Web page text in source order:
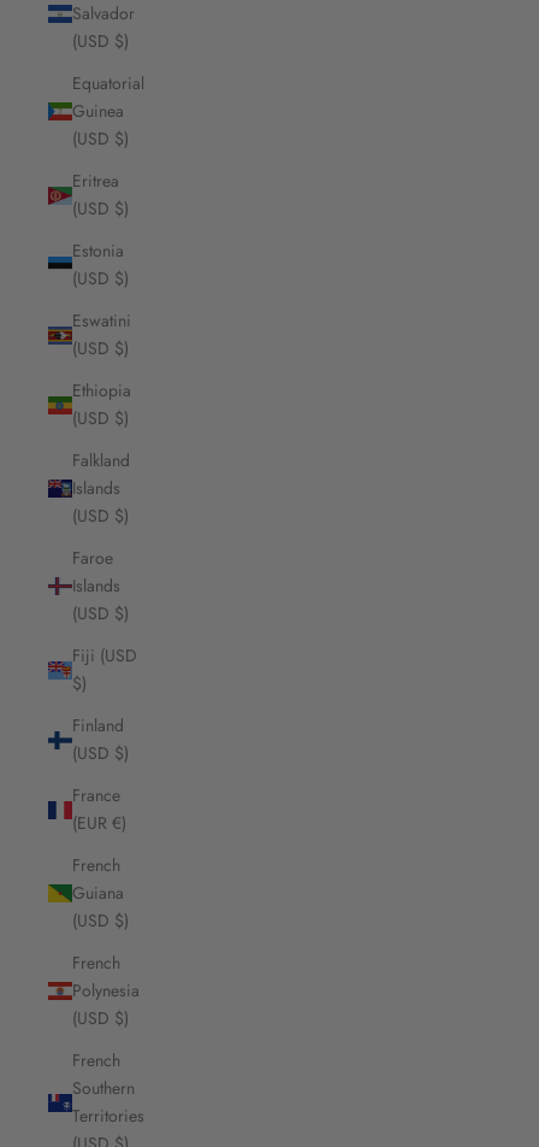
Salvador
(USD $)
Equatorial
Guinea
(USD $)
Eritrea
(USD $)
Estonia
(USD $)
Eswatini
(USD $)
Ethiopia
(USD $)
Falkland
Islands
(USD $)
Faroe
Islands
(USD $)
Fiji (USD
$)
Finland
(USD $)
France
(EUR €)
French
Guiana
(USD $)
French
Polynesia
(USD $)
French
Southern
Territories